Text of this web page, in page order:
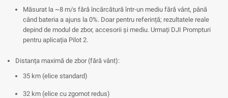
Măsurat la ~8 m/s fără încărcătură într-un mediu fără vânt, până
când bateria a ajuns la 0%. Doar pentru referință; rezultatele reale
depind de modul de zbor, accesorii și mediu. Urmați DJI Prompturi
pentru aplicația Pilot 2.
Distanța maximă de zbor (fără vânt):
35 km (elice standard)
32 km (elice cu zgomot redus)